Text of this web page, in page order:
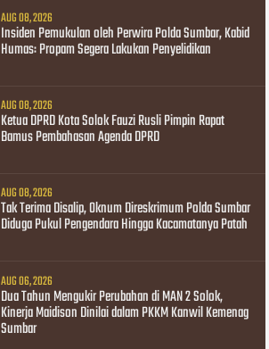
AUG 08, 2026
Insiden Pemukulan oleh Perwira Polda Sumbar, Kabid
Humas: Propam Segera Lakukan Penyelidikan
AUG 08, 2026
Ketua DPRD Kota Solok Fauzi Rusli Pimpin Rapat
Bamus Pembahasan Agenda DPRD
AUG 08, 2026
Tak Terima Disalip, Oknum Direskrimum Polda Sumbar
Diduga Pukul Pengendara Hingga Kacamatanya Patah
AUG 06, 2026
Dua Tahun Mengukir Perubahan di MAN 2 Solok,
Kinerja Maidison Dinilai dalam PKKM Kanwil Kemenag
Sumbar